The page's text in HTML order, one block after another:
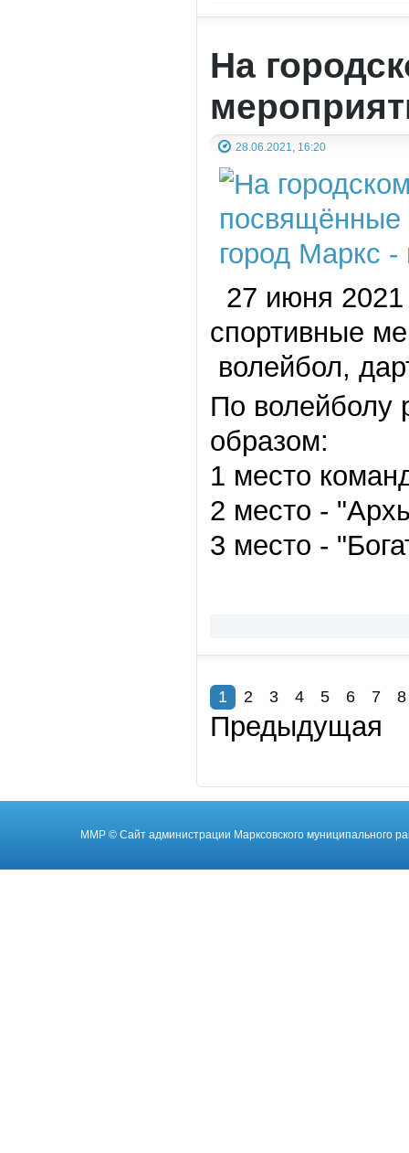
На
28.06.2021, 16:20
27 июня 2021
спортивные
волейбол,
По волейболу
образом:
1 место
2 место -
3 место -
1 2 3 4 5 6 7 8
Предыдущая
ММР © Cайт администрации Марксовского муниципального